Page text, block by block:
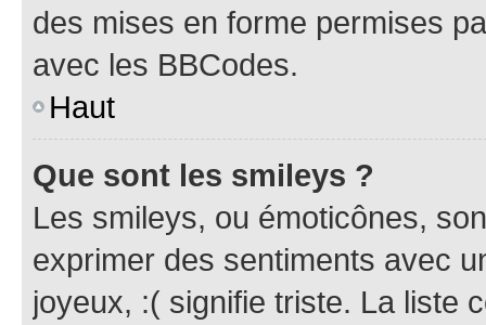
des mises en forme permises
avec les BBCodes.
Haut
Que sont les smileys ?
Les smileys, ou émoticônes,
exprimer des sentiments avec
joyeux, :( signifie triste. La liste